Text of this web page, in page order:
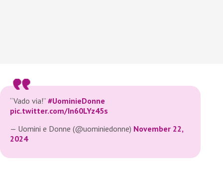
“Vado via!” #UominieDonne
pic.twitter.com/In60LYz45s
— Uomini e Donne (@uominiedonne) November 22,
2024